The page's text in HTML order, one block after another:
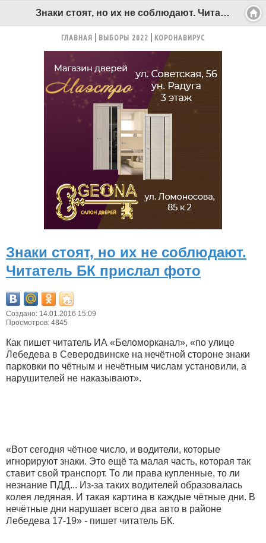
Знаки стоят, но их не соблюдают. Читатель БК прислал фото - Беломорканал Северодвинск tv29.ru
ГЛАВНАЯ ВЫБОРЫ 2022 КОРОНАВИРУС
Знаки стоят, но их не соблюдают.
Читатель БК прислал фото
Создано: 14.01.2016 15:09
Просмотров: 4845
Как пишет читатель ИА «Беломорканал», «по улице
Лебедева в Северодвинске на нечётной стороне знаки
парковки по чётным и нечётным числам установили, а
нарушителей не наказывают».
«Вот сегодня чётное число, и водители, которые
игнорируют знаки. Это ещё та малая часть, которая так
ставит свой транспорт. То ли права купленные, то ли
незнание ПДД... Из-за таких водителей образовалась
колея ледяная. И такая картина в каждые чётные дни. В
нечётные дни нарушает всего два авто в районе
Лебедева 17-19» - пишет читатель БК.